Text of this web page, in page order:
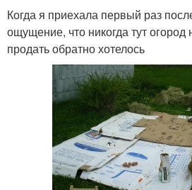
Когда я приехала первый раз
ощущение, что никогда тут
продать обратно хотелось